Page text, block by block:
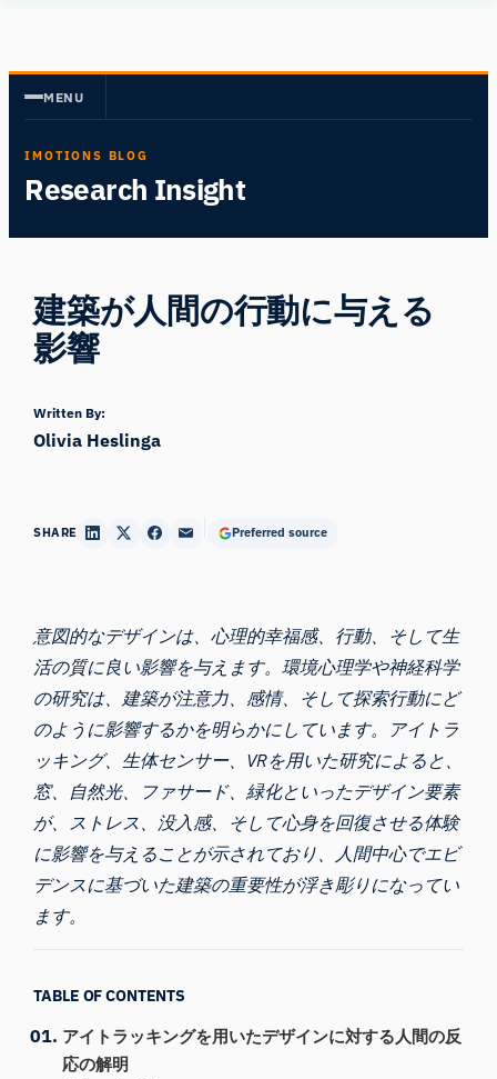
を
ス
ッ
MENU
IMOTIONS BLOG
Research Insight
建築が人間の行動に与える
影響
Written By:
Olivia Heslinga
SHARE Preferred source
意図的なデザインは、心理的幸福感、行動、そして生
活の質に良い影響を与えます。環境心理学や神経科学
の研究は、建築が注意力、感情、そして探索行動にど
のように影響するかを明らかにしています。アイトラ
ッキング、生体センサー、VRを用いた研究によると、
窓、自然光、ファサード、緑化といったデザイン要素
が、ストレス、没入感、そして心身を回復させる体験
に影響を与えることが示されており、人間中心でエビ
デンスに基づいた建築の重要性が浮き彫りになってい
ます。
TABLE OF CONTENTS
アイトラッキングを用いたデザインに対する人間の反
応の解明